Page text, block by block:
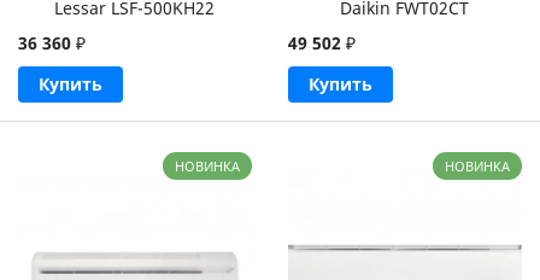
Lessar LSF-500KH22
36 360 ₽
Купить
Daikin FWT02CT
49 502₽
Купить
НОВИНКА НОВИНКА